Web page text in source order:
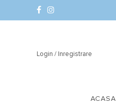
Login / Inregistrare
ACASA